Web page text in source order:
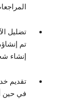
تضليل
تم
إنشاء
تقديم
في حين